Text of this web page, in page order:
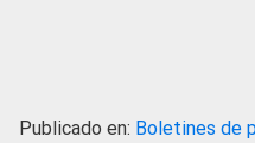
Publicado en: Boletines de